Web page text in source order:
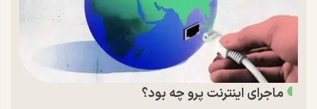
ماجرای اینترنت پرو چه بود؟